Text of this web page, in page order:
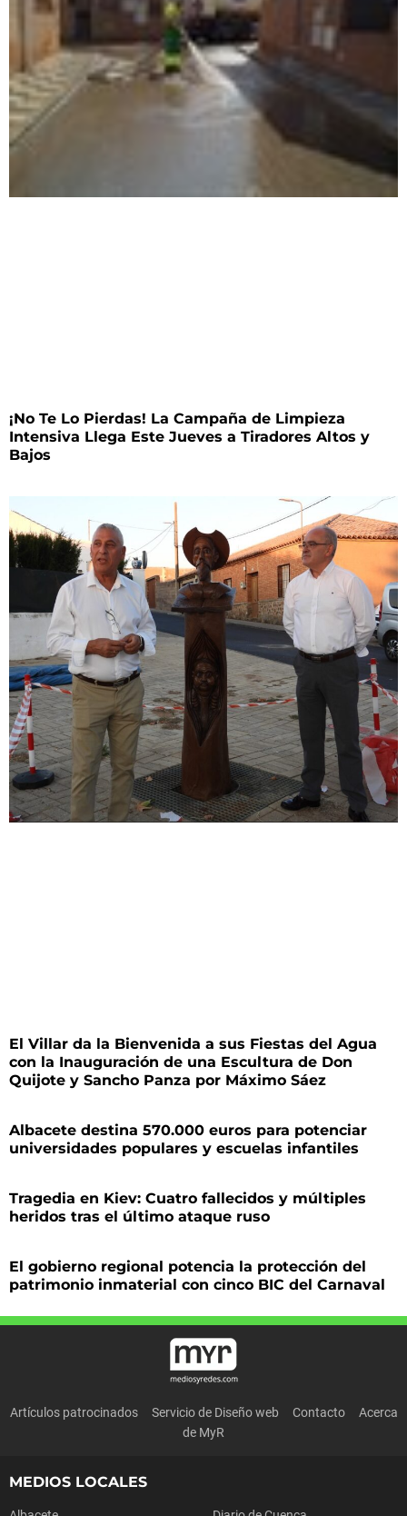
¡No Te Lo Pierdas! La Campaña de Limpieza
Intensiva Llega Este Jueves a Tiradores Altos y
Bajos
El Villar da la Bienvenida a sus Fiestas del Agua
con la Inauguración de una Escultura de Don
Quijote y Sancho Panza por Máximo Sáez
Albacete destina 570.000 euros para potenciar
universidades populares y escuelas infantiles
Tragedia en Kiev: Cuatro fallecidos y múltiples
heridos tras el último ataque ruso
El gobierno regional potencia la protección del
patrimonio inmaterial con cinco BIC del Carnaval
Artículos patrocinados Servicio de Diseño web Contacto
Acerca
de MyR
MEDIOS LOCALES